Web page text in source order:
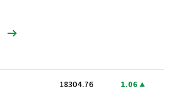
18304.76 1.06